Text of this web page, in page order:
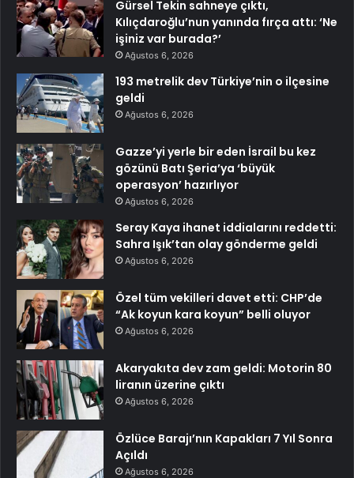
Gürsel Tekin sahneye çıktı,
Kılıçdaroğlu’nun yanında fırça attı: ‘Ne
işiniz var burada?’
Ağustos 6, 2026
193 metrelik dev Türkiye’nin o ilçesine
geldi
Ağustos 6, 2026
Gazze’yi yerle bir eden İsrail bu kez
gözünü Batı Şeria’ya ‘büyük
operasyon’ hazırlıyor
Ağustos 6, 2026
Seray Kaya ihanet iddialarını reddetti:
Sahra Işık’tan olay gönderme geldi
Ağustos 6, 2026
Özel tüm vekilleri davet etti: CHP’de
“Ak koyun kara koyun” belli oluyor
Ağustos 6, 2026
Akaryakıta dev zam geldi: Motorin 80
liranın üzerine çıktı
Ağustos 6, 2026
Özlüce Barajı’nın Kapakları 7 Yıl Sonra
Açıldı
Ağustos 6, 2026